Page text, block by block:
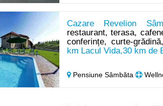
Cazare Revelion
restaurant, terasa,
conferințe, curte-
km Lacul Vida,30 km de
Pensiune Sâmbăta